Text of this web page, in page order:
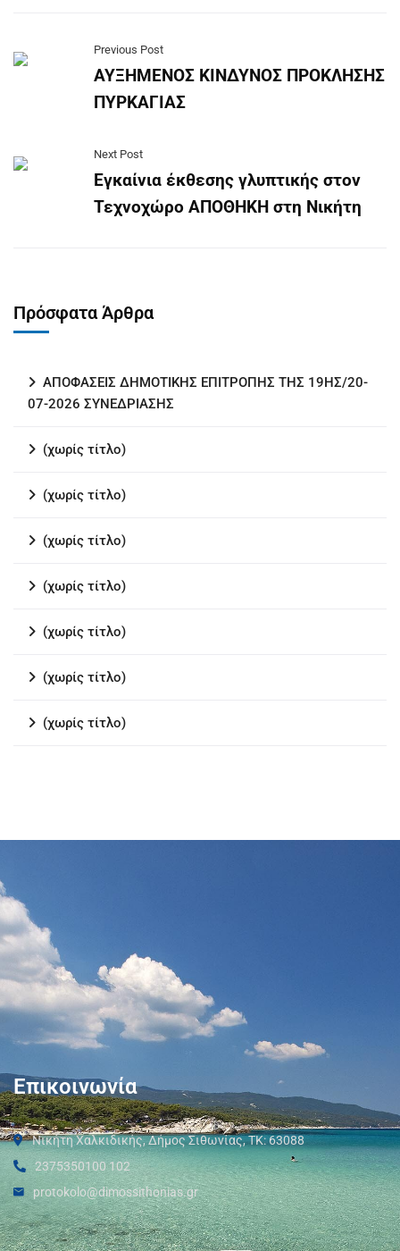
Previous Post
ΑΥΞΗΜΕΝΟΣ ΚΙΝΔΥΝΟΣ ΠΡΟΚΛΗΣΗΣ
ΠΥΡΚΑΓΙΑΣ
Next Post
Εγκαίνια έκθεσης γλυπτικής στον
Τεχνοχώρο ΑΠΟΘΗΚΗ στη Νικήτη
Πρόσφατα Άρθρα
ΑΠΟΦΑΣΕΙΣ ΔΗΜΟΤΙΚΗΣ ΕΠΙΤΡΟΠΗΣ ΤΗΣ 19ΗΣ/20-
07-2026 ΣΥΝΕΔΡΙΑΣΗΣ
(χωρίς τίτλο)
(χωρίς τίτλο)
(χωρίς τίτλο)
(χωρίς τίτλο)
(χωρίς τίτλο)
(χωρίς τίτλο)
(χωρίς τίτλο)
Επικοινωνία
Νικήτη Χαλκιδικής, Δήμος Σιθωνίας, ΤΚ: 63088
2375350100 102
protokolo@dimossithonias.gr